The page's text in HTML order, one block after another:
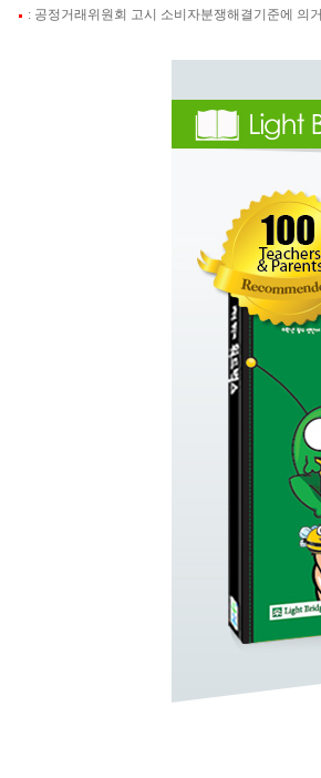
: 공정거래위원회 고시 소비자분쟁해결기준에 의거